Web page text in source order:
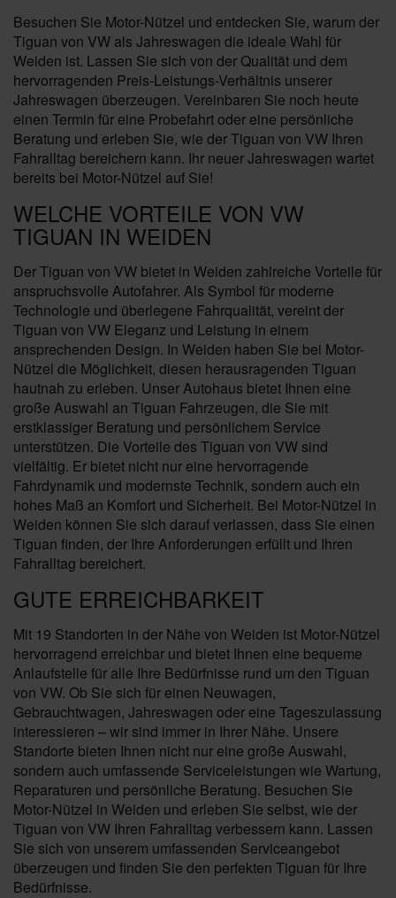
Besuchen Sie Motor-Nützel und entdecken Sie, warum der
Tiguan von VW als Jahreswagen die ideale Wahl für
Weiden ist. Lassen Sie sich von der Qualität und dem
hervorragenden Preis-Leistungs-Verhältnis unserer
Jahreswagen überzeugen. Vereinbaren Sie noch heute
einen Termin für eine Probefahrt oder eine persönliche
Beratung und erleben Sie, wie der Tiguan von VW Ihren
Fahralltag bereichern kann. Ihr neuer Jahreswagen wartet
bereits bei Motor-Nützel auf Sie!
WELCHE VORTEILE VON VW
TIGUAN IN WEIDEN
Der Tiguan von VW bietet in Weiden zahlreiche Vorteile für
anspruchsvolle Autofahrer. Als Symbol für moderne
Technologie und überlegene Fahrqualität, vereint der
Tiguan von VW Eleganz und Leistung in einem
ansprechenden Design. In Weiden haben Sie bei Motor-
Nützel die Möglichkeit, diesen herausragenden Tiguan
hautnah zu erleben. Unser Autohaus bietet Ihnen eine
große Auswahl an Tiguan Fahrzeugen, die Sie mit
erstklassiger Beratung und persönlichem Service
unterstützen. Die Vorteile des Tiguan von VW sind
vielfältig. Er bietet nicht nur eine hervorragende
Fahrdynamik und modernste Technik, sondern auch ein
hohes Maß an Komfort und Sicherheit. Bei Motor-Nützel in
Weiden können Sie sich darauf verlassen, dass Sie einen
Tiguan finden, der Ihre Anforderungen erfüllt und Ihren
Fahralltag bereichert.
GUTE ERREICHBARKEIT
Mit 19 Standorten in der Nähe von Weiden ist Motor-Nützel
hervorragend erreichbar und bietet Ihnen eine bequeme
Anlaufstelle für alle Ihre Bedürfnisse rund um den Tiguan
von VW. Ob Sie sich für einen Neuwagen,
Gebrauchtwagen, Jahreswagen oder eine Tageszulassung
interessieren – wir sind immer in Ihrer Nähe. Unsere
Standorte bieten Ihnen nicht nur eine große Auswahl,
sondern auch umfassende Serviceleistungen wie Wartung,
Reparaturen und persönliche Beratung. Besuchen Sie
Motor-Nützel in Weiden und erleben Sie selbst, wie der
Tiguan von VW Ihren Fahralltag verbessern kann. Lassen
Sie sich von unserem umfassenden Serviceangebot
überzeugen und finden Sie den perfekten Tiguan für Ihre
Bedürfnisse.